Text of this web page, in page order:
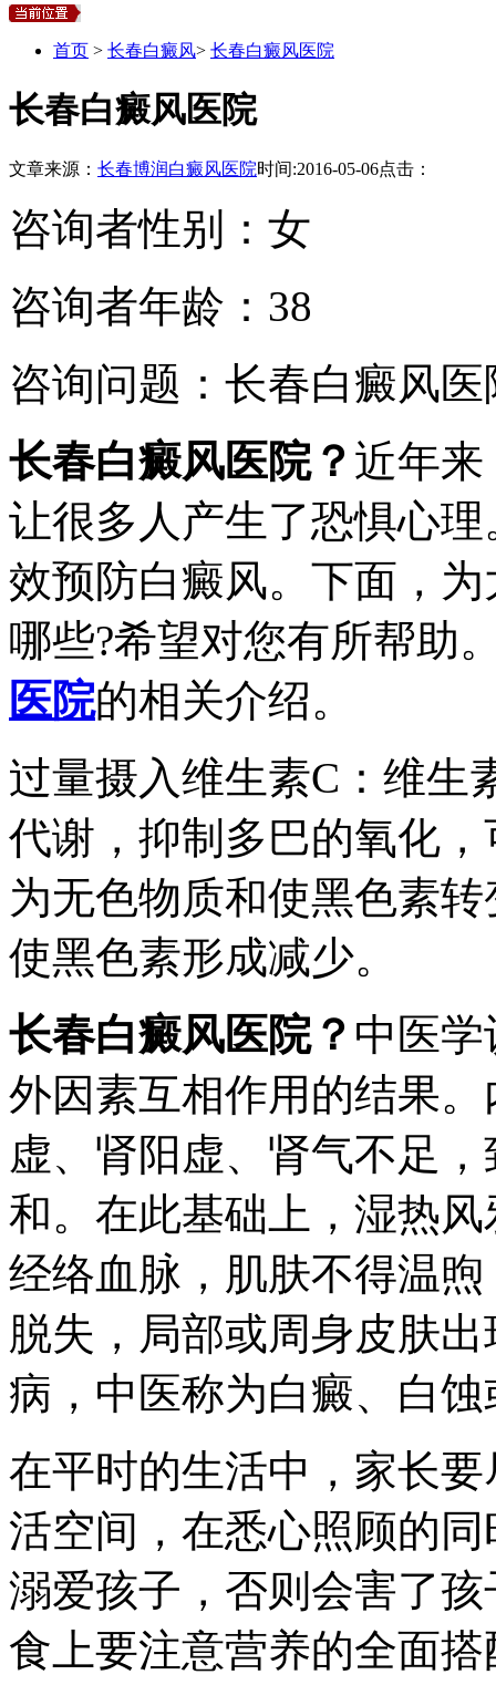
首页 > 长春白癜风> 长春白癜风医院
长春白癜风医院
文章来源： 长春博润白癜风医院时间:2016-05-06点击：
咨询者性别：女
咨询者年龄：38
咨询问题：长春白癜风医
长春白癜风医院？ 近年
让很多人产生了恐惧心
效预防白癜风。下面，
哪些?希望对您有所帮助
医院的相关介绍。
过量摄入维生素C：维生
代谢，抑制多巴的氧化
为无色物质和使黑色素
使黑色素形成减少。
长春白癜风医院？ 中医
外因素互相作用的结果
虚、肾阳虚、肾气不足
和。在此基础上，湿热
经络血脉，肌肤不得温
脱失，局部或周身皮肤
病，中医称为白癜、白
在平时的生活中，家长
活空间，在悉心照顾的
溺爱孩子，否则会害了
食上要注意营养的全面